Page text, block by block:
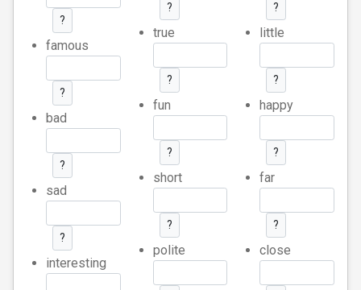
?
famous
?
bad
?
sad
?
interesting
?
true
?
fun
?
short
?
polite
?
little
?
happy
?
far
?
close